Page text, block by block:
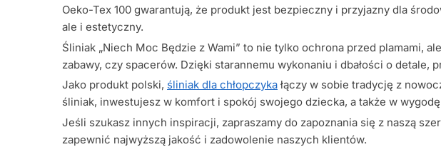
Oeko-Tex 100 gwarantują, że produkt jest bezpieczny i przyjazny dla
ale i estetyczny.
Śliniak „Niech Moc Będzie z Wami” to nie tylko ochrona przed plamami,
zabawy, czy spacerów. Dzięki starannemu wykonaniu i dbałości o
Jako produkt polski, śliniak dla chłopczyka łączy w sobie tradycję z
śliniak, inwestujesz w komfort i spokój swojego dziecka, a także w
Jeśli szukasz innych inspiracji, zapraszamy do zapoznania się z naszą
zapewnić najwyższą jakość i zadowolenie naszych klientów.